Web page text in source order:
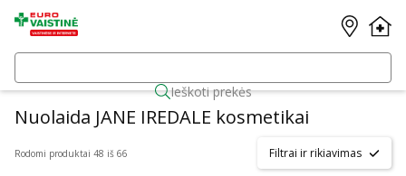
Ieškoti prekės
Nuolaida JANE IREDALE kosmetikai
Rodomi produktai 48 iš 66 Filtrai ir rikiavimas